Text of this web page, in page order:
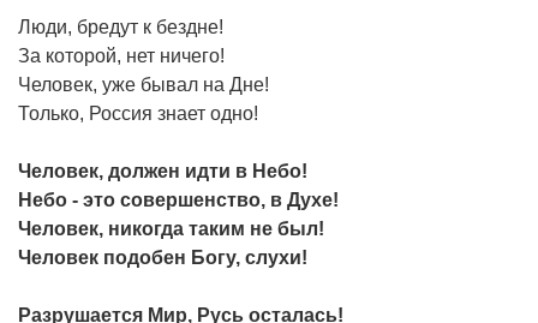
Люди, бредут к бездне!
За которой, нет ничего!
Человек, уже бывал на Дне!
Только, Россия знает одно!
Человек, должен идти в Небо!
Небо - это совершенство, в Духе!
Человек, никогда таким не был!
Человек подобен Богу, слухи!
Разрушается Мир, Русь осталась!